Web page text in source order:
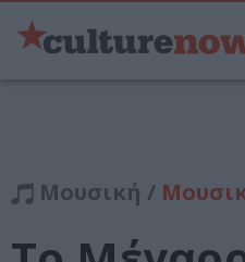
Μουσική /